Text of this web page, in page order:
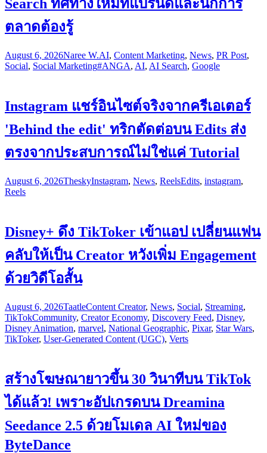
Search ทิศทางใหม่ที่แบรนด์และนักการ
ตลาดต้องรู้
August 6, 2026Naree W.AI, Content Marketing, News, PR Post,
Social, Social Marketing#ANGA, AI, AI Search, Google
Instagram แชร์อินไซต์จริงจากครีเอเตอร์
'Behind the edit' ทริกตัดต่อบน Edits ส่ง
ตรงจากประสบการณ์ไม่ใช่แค่ Tutorial
August 6, 2026TheskyInstagram, News, ReelsEdits, instagram,
Reels
Disney+ ดึง TikToker เข้าแอป เปลี่ยนแฟน
คลับให้เป็น Creator หวังเพิ่ม Engagement
ด้วยวิดีโอสั้น
August 6, 2026TaatleContent Creator, News, Social, Streaming,
TikTokCommunity, Creator Economy, Discovery Feed, Disney,
Disney Animation, marvel, National Geographic, Pixar, Star Wars,
TikToker, User-Generated Content (UGC), Verts
สร้างโฆษณายาวขึ้น 30 วินาทีบน TikTok
ได้แล้ว! เพราะอัปเกรดบน Dreamina
Seedance 2.5 ด้วยโมเดล AI ใหม่ของ
ByteDance